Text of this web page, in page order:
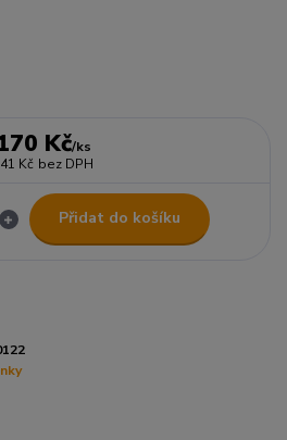
Kč/ks
Kč bez DPH
Přidat do košíku